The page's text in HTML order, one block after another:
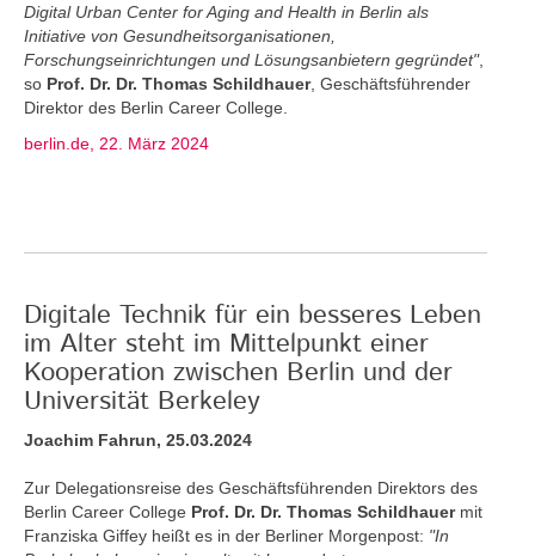
Digital Urban Center for Aging and Health in Berlin als
Initiative von Gesundheitsorganisationen,
Forschungseinrichtungen und Lösungsanbietern gegründet",
so Prof. Dr. Dr. Thomas Schildhauer, Geschäftsführender
Direktor des Berlin Career College.
berlin.de, 22. März 2024
Digitale Technik für ein besseres Leben
im Alter steht im Mittelpunkt einer
Kooperation zwischen Berlin und der
Universität Berkeley
Joachim Fahrun, 25.03.2024
Zur Delegationsreise des Geschäftsführenden Direktors des
Berlin Career College Prof. Dr. Dr. Thomas Schildhauermit
Franziska Giffey heißt es in der Berliner Morgenpost: "In